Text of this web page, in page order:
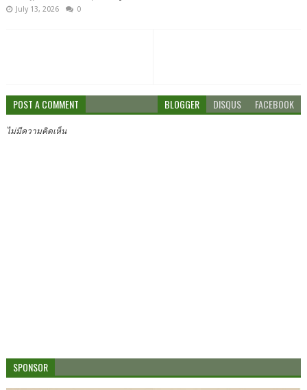
July 13, 2026 0
POST A COMMENT BLOGGER DISQUS FACEBOOK
ไม่มีความคิดเห็น
SPONSOR